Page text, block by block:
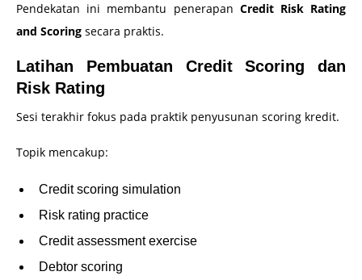
Pendekatan ini membantu penerapan Credit Risk Rating
and Scoring secara praktis.
Latihan Pembuatan Credit Scoring dan
Risk Rating
Sesi terakhir fokus pada praktik penyusunan scoring kredit.
Topik mencakup:
Credit scoring simulation
Risk rating practice
Credit assessment exercise
Debtor scoring